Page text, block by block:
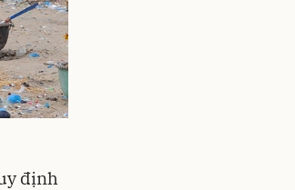
định